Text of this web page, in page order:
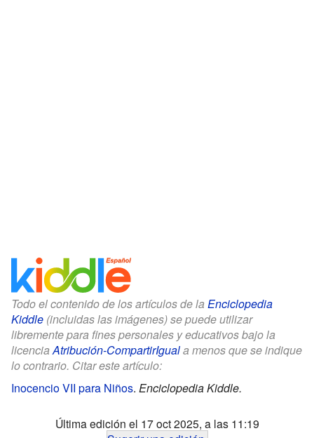
Todo el contenido de los artículos de la Enciclopedia
Kiddle (incluidas las imágenes) se puede utilizar
libremente para fines personales y educativos bajo la
licenciaAtribución-CompartirIguala menos que se indique
lo contrario. Citar este artículo:
Inocencio VII para Niños. Enciclopedia Kiddle.
Última edición el 17 oct 2025, a las 11:19